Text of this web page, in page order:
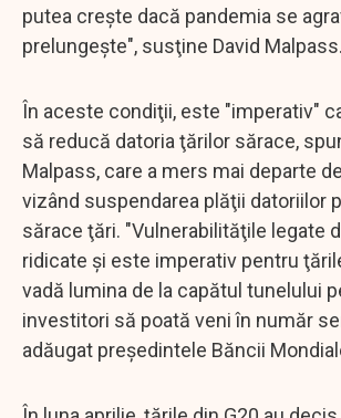
putea creşte dacă pandemia se
prelungeşte", susţine David Malpass.
În aceste condiţii, este "imperativ"
să reducă datoria ţărilor sărace,
Malpass, care a mers mai departe
vizând suspendarea plăţii datoriilor
sărace ţări. "Vulnerabilităţile legate
ridicate şi este imperativ pentru
vadă lumina de la capătul tunelului
investitori să poată veni în număr
adăugat preşedintele Băncii